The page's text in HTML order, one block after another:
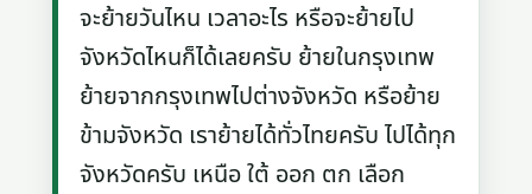
จะย้ายวันไหน เวลาอะไร หรือจะย้ายไป
จังหวัดไหนก็ได้เลยครับ ย้ายในกรุงเทพ
ย้ายจากกรุงเทพไปต่างจังหวัด หรือย้าย
ข้ามจังหวัด เราย้ายได้ทั่วไทยครับ ไปได้ทุก
จังหวัดครับ เหนือ ใต้ ออก ตก เลือก